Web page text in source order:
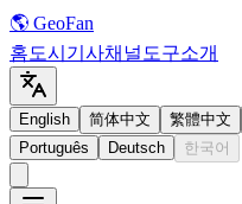
🌎 GeoFan
홈도시 기사채널 도구소개
English 简体中文 繁體中文
Português
Deutsch 한국어